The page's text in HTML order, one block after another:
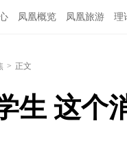
凤凰概览 凤凰旅游 理
> 正文
生 这个